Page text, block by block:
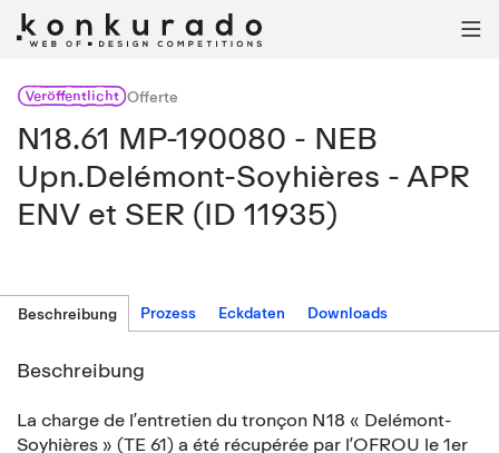

VeröffentlichtOfferte
N18.61 MP-190080 - NEB
Upn.Delémont-Soyhières - APR
ENV et SER (ID 11935)
Beschreibung Prozess Eckdaten Downloads
Beschreibung
La charge de lʼentretien du tronçon N18 « Delémont-
Soyhières » (TE 61) a été récupérée par lʼOFROU le 1er